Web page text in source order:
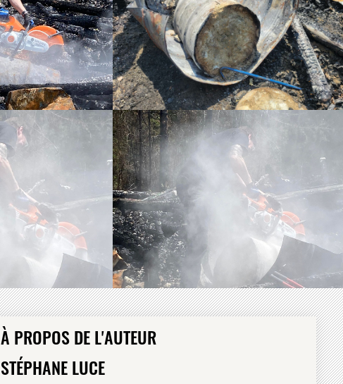
À PROPOS DE L'AUTEUR
STÉPHANE LUCE